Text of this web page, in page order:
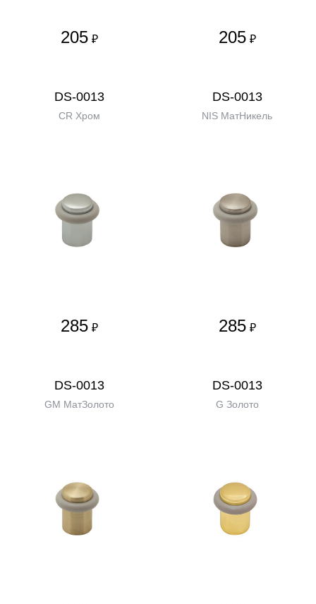
205 ₽ 205 ₽
DS-0013
CR Хром
285 ₽
DS-0013
NIS МатНикель
285 ₽
DS-0013
GM МатЗолото
DS-0013
G Золото